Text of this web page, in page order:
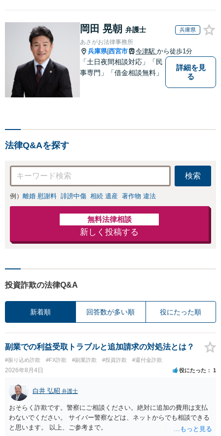
岡田 晃朝 弁護士 兵庫県
あさがお法律事務所
兵庫県|西宮市 今津駅 から徒歩1分
「土日夜間相談対応」「民
事専門」「借金相談無料」
詳細を見
る
法律Q&Aを探す
検索
例） 離婚 慰謝料 誹謗中傷 相続 遺産 著作物 違法
無料法律相談
新しく投稿する
投資詐欺の法律Q&A
新着順 回答数が多い順 役にたった順
副業での利益受取トラブルと追加請求の対処法とは？
#振り込め詐欺 #FX詐欺 #副業詐欺 #投資詐欺 #還付金詐欺
2026年8月4日 役にたった 1
白井 弘昭 弁護士
おそらく詐欺です。警察にご相談ください。絶対に追加の費用は支払
わないでください。 サイバー警察などは、ネットからでも相談できる
と思います。 以上、ご参考まで。